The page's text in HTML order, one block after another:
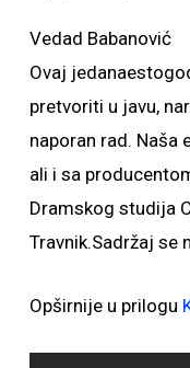
Vedad Babanović
Ovaj
pretvoriti u javu,
naporan rad. Naša
ali i sa
Dramskog studija
Travnik.Sadržaj se
Opširnije u prilogu